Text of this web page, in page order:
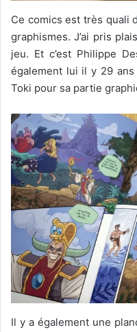
Ce comics est très quali
graphismes. J’ai pris
jeu. Et c’est Philippe
également lui il y 29
Toki pour sa partie
Il y a également une